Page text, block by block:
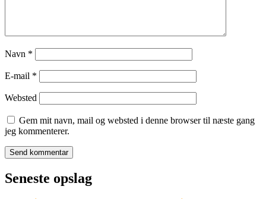
Navn *
E-mail *
Websted
Gem mit navn, mail og websted i denne browser til næste gang
jeg kommenterer.
Seneste opslag